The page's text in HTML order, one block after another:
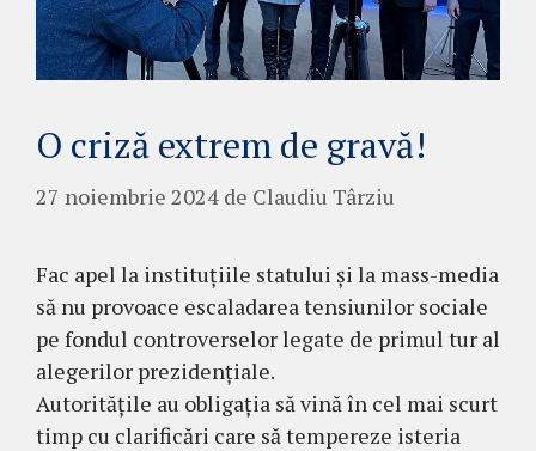
O criză extrem de gravă!
27 noiembrie 2024 de Claudiu Târziu
Fac apel la instituțiile statului și la mass-media
să nu provoace escaladarea tensiunilor sociale
pe fondul controverselor legate de primul tur al
alegerilor prezidențiale.
Autoritățile au obligația să vină în cel mai scurt
timp cu clarificări care să tempereze isteria